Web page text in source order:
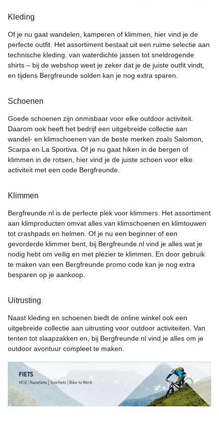
Kleding
Of je nu gaat wandelen, kamperen of klimmen, hier vind je de
perfecte outfit. Het assortiment bestaat uit een ruime selectie aan
technische kleding, van waterdichte jassen tot sneldrogende
shirts – bij de webshop weet je zeker dat je de juiste outfit vindt,
en tijdens Bergfreunde solden kan je nog extra sparen.
Schoenen
Goede schoenen zijn onmisbaar voor elke outdoor activiteit.
Daarom ook heeft het bedrijf een uitgebreide collectie aan
wandel- en klimschoenen van de beste merken zoals Salomon,
Scarpa en La Sportiva. Of je nu gaat hiken in de bergen of
klimmen in de rotsen, hier vind je de juiste schoen voor elke
activiteit met een code Bergfreunde.
Klimmen
Bergfreunde.nl is de perfecte plek voor klimmers. Het assortiment
aan klimproducten omvat alles van klimschoenen en klimtouwen
tot crashpads en helmen. Of je nu een beginner of een
gevorderde klimmer bent, bij Bergfreunde.nl vind je alles wat je
nodig hebt om veilig en met plezier te klimmen. En door gebruik
te maken van een Bergfreunde promo code kan je nog extra
besparen op je aankoop.
Uitrusting
Naast kleding en schoenen biedt de online winkel ook een
uitgebreide collectie aan uitrusting voor outdoor activiteiten. Van
tenten tot slaapzakken en, bij Bergfreunde.nl vind je alles om je
outdoor avontuur compleet te maken.